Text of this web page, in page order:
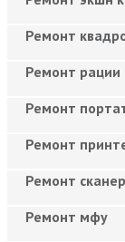
Ремонт
Ремонт рации
Ремонт
Ремонт
Ремонт
Ремонт мфу